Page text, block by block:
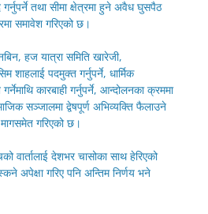
तथा सीमा क्षेत्रमा हुने अवैध घुसपैठ
समावेश गरिएको छ।
हज यात्रा समिति खारेजी,
शाहलाई पदमुक्त गर्नुपर्ने, धार्मिक
कारबाही गर्नुपर्ने, आन्दोलनका क्रममा
सञ्जालमा द्वेषपूर्ण अभिव्यक्ति फैलाउने
मागसमेत गरिएको छ।
वार्तालाई देशभर चासोका साथ हेरिएको
अपेक्षा गरिए पनि अन्तिम निर्णय भने